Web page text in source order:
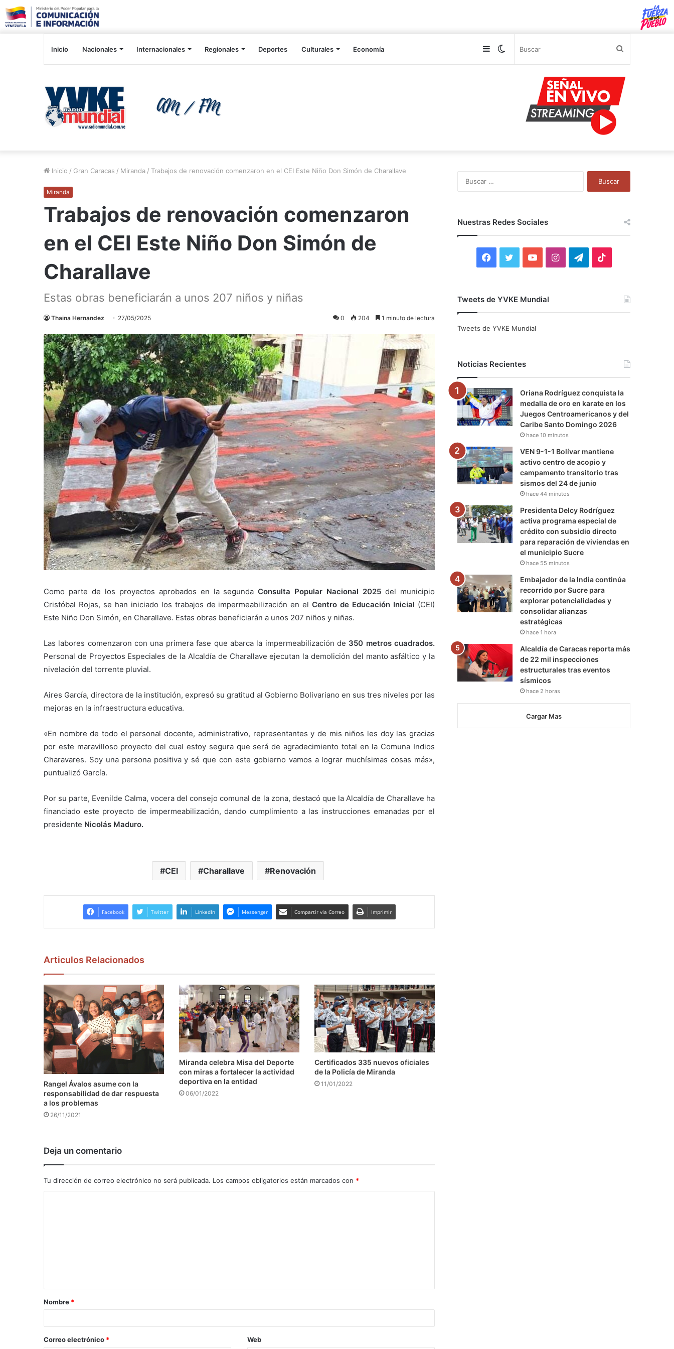
Inicio Nacionales Internacionales Regionales Deportes Culturales Economía Switch
Sidebar
Inicio / Gran Caracas / Miranda / Trabajos de renovación comenzaron en el CEI Este Niño Don Simón de Charallave
Miranda
Trabajos de renovación comenzaron
en el CEI Este Niño Don Simón de
Charallave
Estas obras beneficiarán a unos 207 niños y niñas
Thaina Hernandez 27/05/2025 0 204 1 minuto de lectura
Como parte de los proyectos aprobados en la segundaConsulta Popular Nacional 2025 del municipio
Cristóbal Rojas, se han iniciado los trabajos de impermeabilización en elCentro de Educación Inicial (CEI)
Este Niño Don Simón, en Charallave. Estas obras beneficiarán a unos 207 niños y niñas.
Las labores comenzaron con una primera fase que abarca la impermeabilización de 350 metros cuadrados.
Personal de Proyectos Especiales de la Alcaldía de Charallave ejecutan la demolición del manto asfáltico y la
nivelación del torrente pluvial.
Aires García, directora de la institución, expresó su gratitud al Gobierno Bolivariano en sus tres niveles por las
mejoras en la infraestructura educativa.
«En nombre de todo el personal docente, administrativo, representantes y de mis niños les doy las gracias
por este maravilloso proyecto del cual estoy segura que será de agradecimiento total en la Comuna Indios
Charavares. Soy una persona positiva y sé que con este gobierno vamos a lograr muchísimas cosas más»,
puntualizó García.
Por su parte, Evenilde Calma, vocera del consejo comunal de la zona, destacó que la Alcaldía de Charallave ha
financiado este proyecto de impermeabilización, dando cumplimiento a las instrucciones emanadas por el
presidente Nicolás Maduro.
CEI Charallave Renovación
Facebook Twitter LinkedIn Messenger Compartir via Correo Imprimir
Articulos Relacionados
Rangel Ávalos asume con la
responsabilidad de dar respuesta
a los problemas
26/11/2021
Miranda celebra Misa del Deporte
con miras a fortalecer la actividad
deportiva en la entidad
06/01/2022
Certificados 335 nuevos oficiales
de la Policía de Miranda
11/01/2022
Deja un comentario
Tu dirección de correo electrónico no será publicada. Los campos obligatorios están marcados con *
a
r
Nombre *
Correo electrónico * Web
Nuestras Redes Sociales
F
c
o
k
i
r
Y
u
e
I
r
a
m
T
a
m
Tweets de YVKE Mundial
Tweets de YVKE Mundial
Noticias Recientes
Oriana Rodríguez conquista la
medalla de oro en karate en los
Juegos Centroamericanos y del
Caribe Santo Domingo 2026
hace 10 minutos
VEN 9-1-1 Bolívar mantiene
activo centro de acopio y
campamento transitorio tras
sismos del 24 de junio
hace 44 minutos
Presidenta Delcy Rodríguez
activa programa especial de
crédito con subsidio directo
para reparación de viviendas en
el municipio Sucre
hace 55 minutos
Embajador de la India continúa
recorrido por Sucre para
explorar potencialidades y
consolidar alianzas
estratégicas
hace 1 hora
Alcaldía de Caracas reporta más
de 22 mil inspecciones
estructurales tras eventos
sísmicos
hace 2 horas
Cargar Mas